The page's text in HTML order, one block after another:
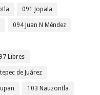
091 Jopala
094 Juan N Méndez
Libres
de Juárez
103 Nauzontla